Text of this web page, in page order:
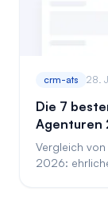
crm-ats 28.
Die 7
Agenturen
Vergleich
2026: